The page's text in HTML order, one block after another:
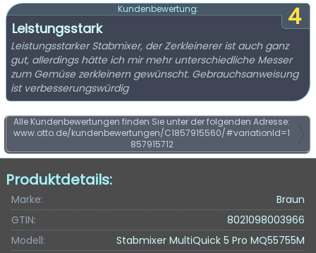
4
Kundenbewertung:
Leistungsstark
Leistungsstarker Stabmixer, der Zerkleinerer ist auch ganz
gut, allerdings hätte ich mir mehr unterschiedliche Messer
zum Gemüse zerkleinern gewünscht. Gebrauchsanweisung
ist verbesserungswürdig
Alle Kundenbewertungen finden Sie unter der folgenden Adresse:
www.otto.de/kundenbewertungen/C1857915560/#variationId=1
857915712
Produktdetails:
Marke:
Braun
GTIN:
8021098003966
Modell:
Stabmixer MultiQuick 5 Pro MQ55755M